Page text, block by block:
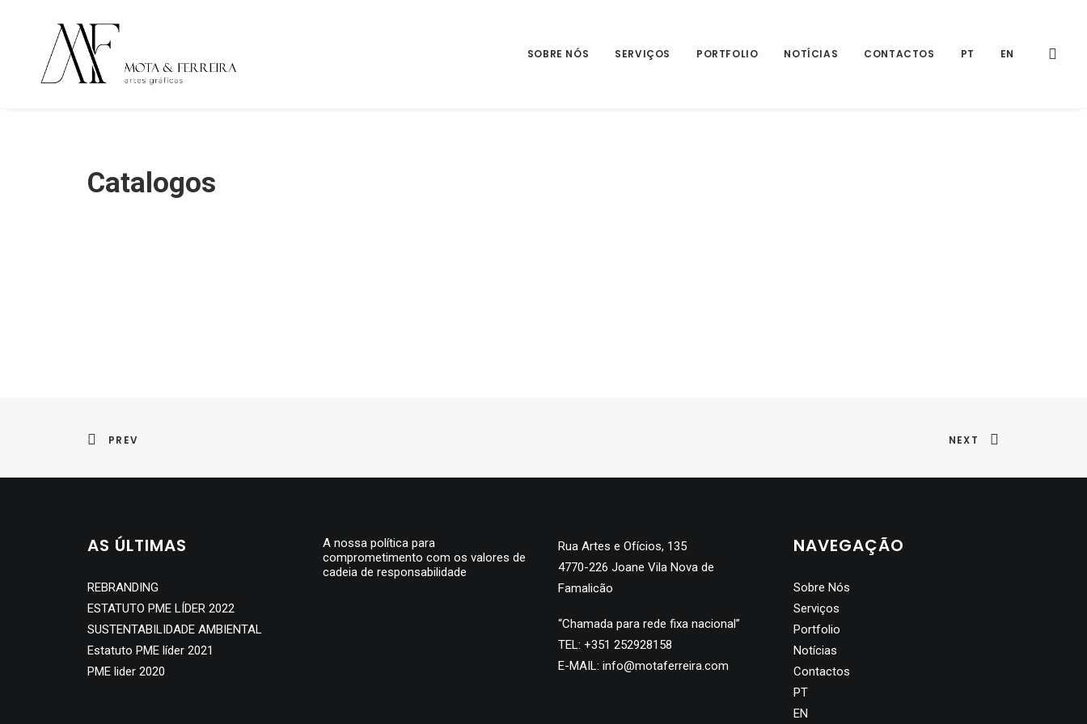
SOBRE NÓS SERVIÇOS PORTFOLIO NOTÍCIAS CONTACTOS PT EN
Catalogos
PREV NEXT
AS ÚLTIMAS
REBRANDING
ESTATUTO PME LÍDER 2022
SUSTENTABILIDADE AMBIENTAL
Estatuto PME líder 2021
PME lider 2020
A nossa política para
comprometimento com os valores de
cadeia de responsabilidade
Rua Artes e Ofícios, 135
4770-226 Joane Vila Nova de
Famalicão
“Chamada para rede fixa nacional”
TEL: +351 252928158
E-MAIL: info@motaferreira.com
NAVEGAÇÃO
Sobre Nós
Serviços
Portfolio
Notícias
Contactos
PT
EN